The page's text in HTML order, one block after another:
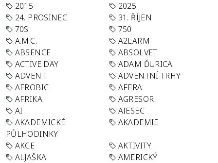
2015
2025
24. PROSINEC
31. ŘÍJEN
70S
750
A.M.C.
A2LARM
ABSENCE
ABSOLVET
ACTIVE DAY
ADAM ĎURICA
ADVENT
ADVENTNÍ TRHY
AEROBIC
AFERA
AFRIKA
AGRESOR
AI
AIESEC
AKADEMICKÉ
PŮLHODINKY
AKADEMIE
AKCE
AKTIVITY
ALJAŠKA
AMERICKÝ